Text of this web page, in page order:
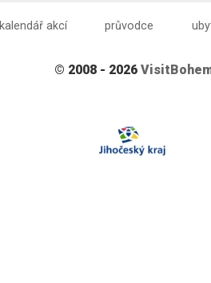
kalendář akcí průvodce
© 2008 - 2026